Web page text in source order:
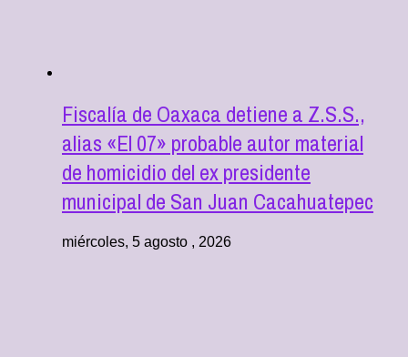
Fiscalía de Oaxaca detiene a Z.S.S.,
alias «El 07» probable autor material
de homicidio del ex presidente
municipal de San Juan Cacahuatepec
miércoles, 5 agosto , 2026